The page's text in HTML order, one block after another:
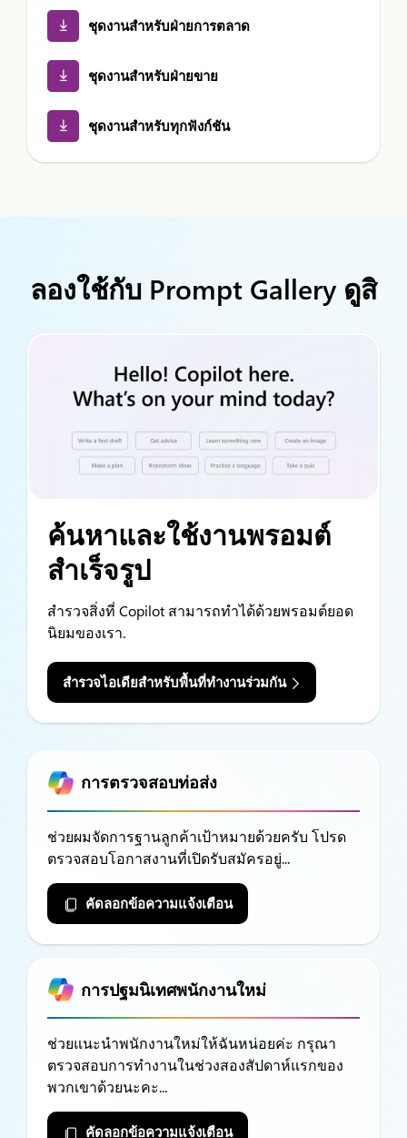
ชุดงานสำหรับฝ่ายการตลาด
ชุดงานสำหรับฝ่ายขาย
ชุดงานสำหรับทุกฟังก์ชัน
ลองใช้กับ Prompt Gallery ดูสิ
ค้นหาและใช้งานพรอมต์
สำเร็จรูป
สำรวจสิ่งที่ Copilot สามารถทำได้ด้วยพรอมต์ยอด
นิยมของเรา.
สำรวจไอเดียสำหรับพื้นที่ทำงานร่วมกัน
การตรวจสอบท่อส่ง
ช่วยผมจัดการฐานลูกค้าเป้าหมายด้วยครับ โปรด
ตรวจสอบโอกาสงานที่เปิดรับสมัครอยู่...
คัดลอกข้อความแจ้งเตือน
การปฐมนิเทศพนักงานใหม่
ช่วยแนะนำพนักงานใหม่ให้ฉันหน่อยค่ะ กรุณา
ตรวจสอบการทำงานในช่วงสองสัปดาห์แรกของ
พวกเขาด้วยนะคะ...
คัดลอกข้อความแจ้งเตือน